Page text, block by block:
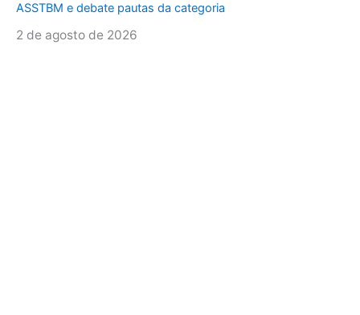
ASSTBM e debate pautas da categoria
2 de agosto de 2026